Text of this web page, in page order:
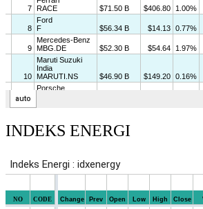
INDEKS ENERGI